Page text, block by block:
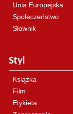
Unia Europejska
Społeczeństwo
Słownik
Styl
Książka
Film
Etykieta